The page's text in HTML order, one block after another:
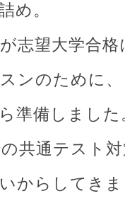
め。
志望大学合
ンのために、
準備しました
共通テスト対
からしてきま